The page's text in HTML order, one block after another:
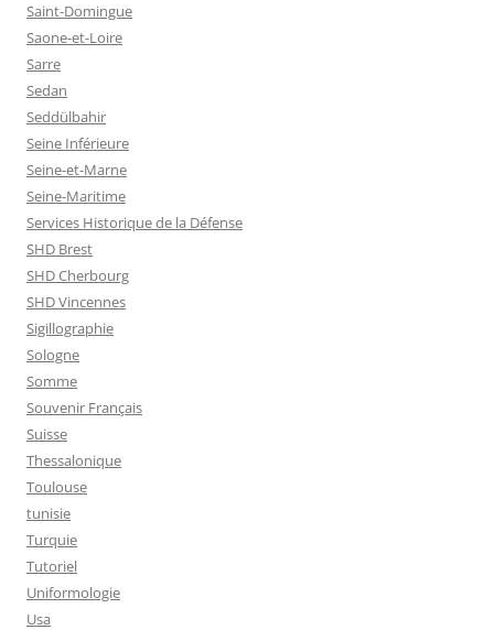
Saint-Domingue
Saone-et-Loire
Sarre
Sedan
Seddülbahir
Seine Inférieure
Seine-et-Marne
Seine-Maritime
Services Historique de la Défense
SHD Brest
SHD Cherbourg
SHD Vincennes
Sigillographie
Sologne
Somme
Souvenir Français
Suisse
Thessalonique
Toulouse
tunisie
Turquie
Tutoriel
Uniformologie
Usa